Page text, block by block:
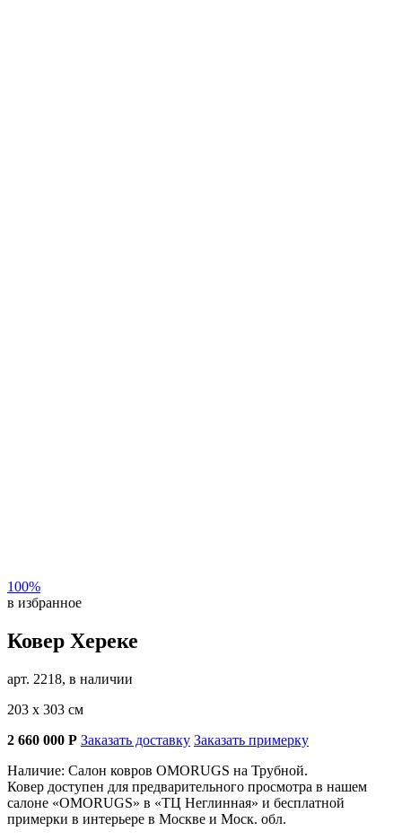
100%
в избранное
Ковер Хереке
арт. 2218, в наличии
203 х 303 см
2 660 000 Р Заказать доставку Заказать примерку
Наличие: Салон ковров OMORUGS на Трубной.
Ковер доступен для предварительного просмотра в нашем
салоне «OMORUGS» в «ТЦ Неглинная» и бесплатной
примерки в интерьере в Москве и Моск. обл.